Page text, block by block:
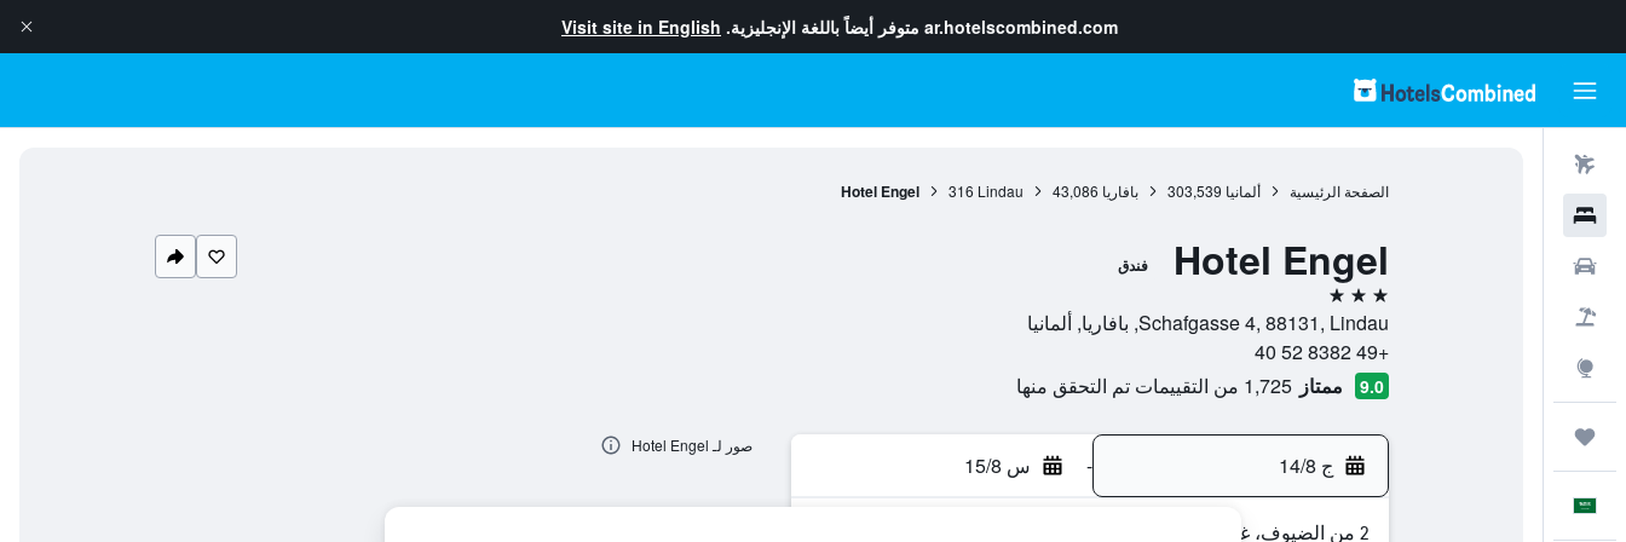
ar.hotelscombined.com متوفر أيضاً باللغة الإنجليزية. Visit site in English
الصفحة الرئيسية ألمانيا 303,539 بافاريا 43,086
Lindau
316
Hotel Engel
Hotel Engel فندق
3 نجوم
Schafgasse 4, 88131, Lindau, بافاريا, ألمانيا
+49 8382 52 40
9.0 ممتاز 1,725 من التقييمات تم التحقق منها
ج 14/8 - س 15/8
2 من الضيوف، غرفة واحدة
صور لـ Hotel Engel